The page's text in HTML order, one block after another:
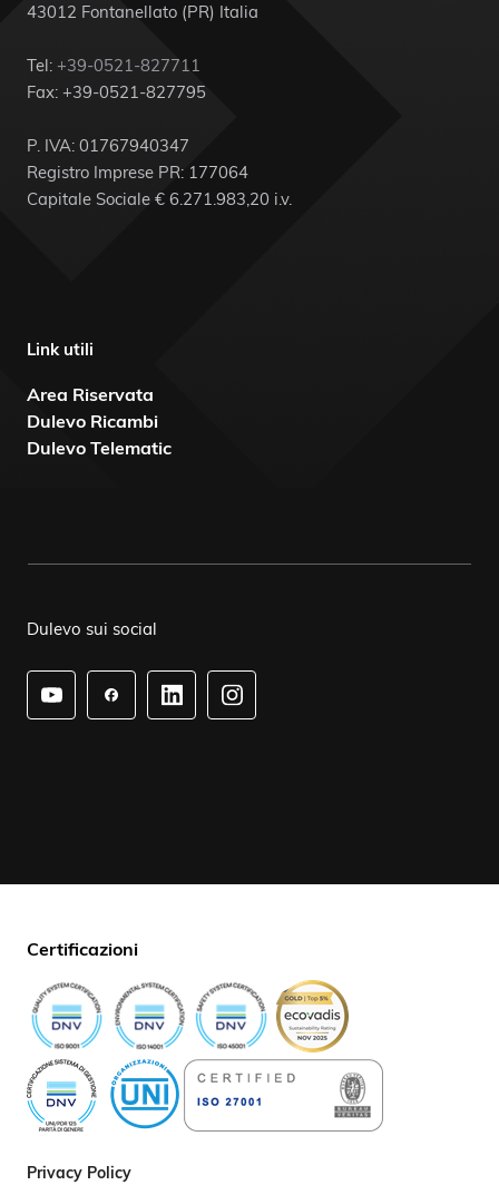
43012 Fontanellato (PR) Italia
Tel: +39-0521-827711
Fax: +39-0521-827795
P. IVA: 01767940347
Registro Imprese PR: 177064
Capitale Sociale € 6.271.983,20 i.v.
Link utili
Area Riservata
Dulevo Ricambi
Dulevo Telematic
Dulevo sui social
Certificazioni
Privacy Policy